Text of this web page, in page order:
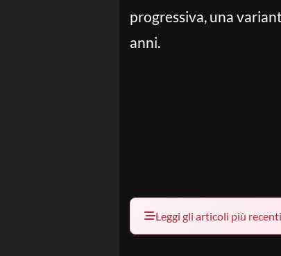
progressiva, una
anni.
Leggi gli articoli più